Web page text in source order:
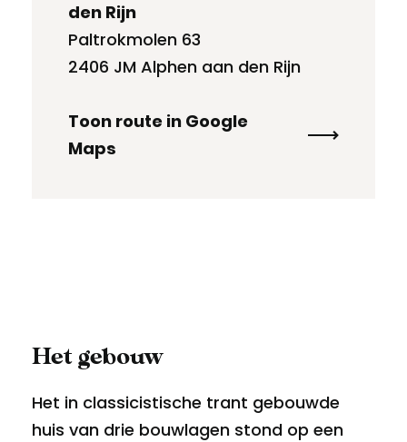
den Rijn
Paltrokmolen 63
2406 JM Alphen aan den Rijn
Toon route in Google
Maps
Het gebouw
Het in classicistische trant gebouwde
huis van drie bouwlagen stond op een